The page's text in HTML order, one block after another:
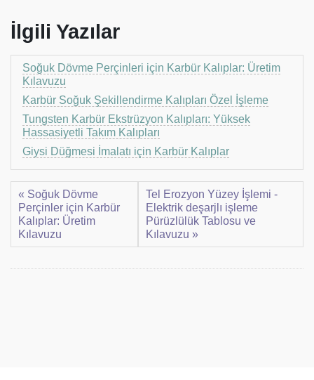
İlgili Yazılar
Soğuk Dövme Perçinleri için Karbür Kalıplar: Üretim
Kılavuzu
Karbür Soğuk Şekillendirme Kalıpları Özel İşleme
Tungsten Karbür Ekstrüzyon Kalıpları: Yüksek
Hassasiyetli Takım Kalıpları
Giysi Düğmesi İmalatı için Karbür Kalıplar
« Soğuk Dövme
Perçinler için Karbür
Kalıplar: Üretim
Kılavuzu
Tel Erozyon Yüzey İşlemi -
Elektrik deşarjlı işleme
Pürüzlülük Tablosu ve
Kılavuzu »